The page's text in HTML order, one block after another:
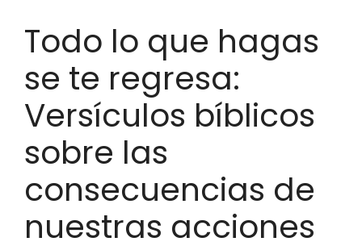
Todo lo que hagas
se te regresa:
Versículos bíblicos
sobre las
consecuencias de
nuestras acciones